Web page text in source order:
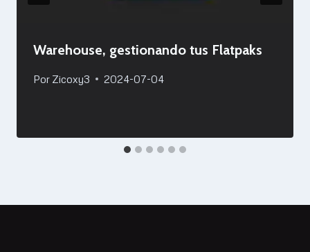
Warehouse, gestionando tus Flatpaks
Por Zicoxy3 2024-07-04